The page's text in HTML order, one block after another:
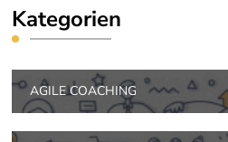
Kategorien
AGILE COACHING